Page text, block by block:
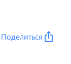
Поделиться